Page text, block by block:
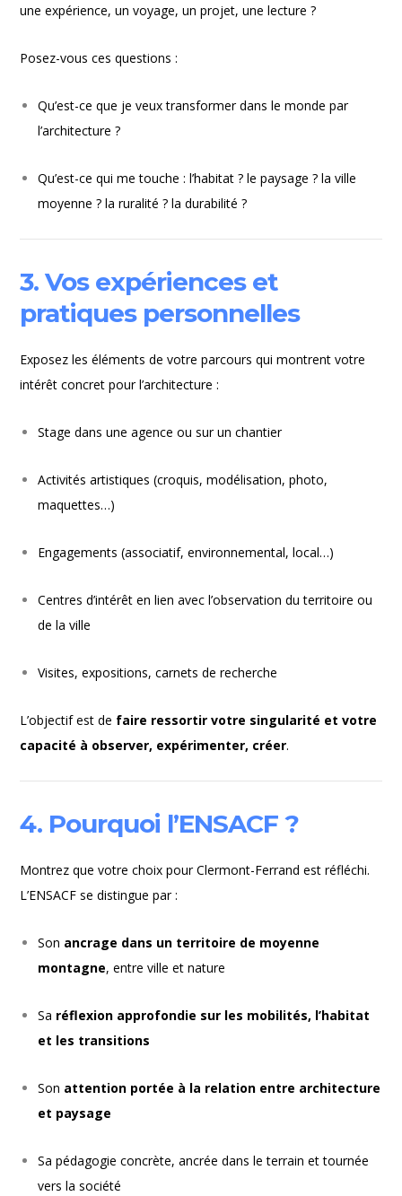
une expérience, un voyage, un projet, une lecture ?
Posez-vous ces questions :
Qu’est-ce que je veux transformer dans le monde par
l’architecture ?
Qu’est-ce qui me touche : l’habitat ? le paysage ? la ville
moyenne ? la ruralité ? la durabilité ?
3. Vos expériences et
pratiques personnelles
Exposez les éléments de votre parcours qui montrent votre
intérêt concret pour l’architecture :
Stage dans une agence ou sur un chantier
Activités artistiques (croquis, modélisation, photo,
maquettes…)
Engagements (associatif, environnemental, local…)
Centres d’intérêt en lien avec l’observation du territoire ou
de la ville
Visites, expositions, carnets de recherche
L’objectif est de faire ressortir votre singularité et votre
capacité à observer, expérimenter, créer.
4. Pourquoi l’ENSACF ?
Montrez que votre choix pour Clermont-Ferrand est réfléchi.
L’ENSACF se distingue par :
Son ancrage dans un territoire de moyenne
montagne, entre ville et nature
Sa réflexion approfondie sur les mobilités, l’habitat
et les transitions
Son attention portée à la relation entre architecture
et paysage
Sa pédagogie concrète, ancrée dans le terrain et tournée
vers la société